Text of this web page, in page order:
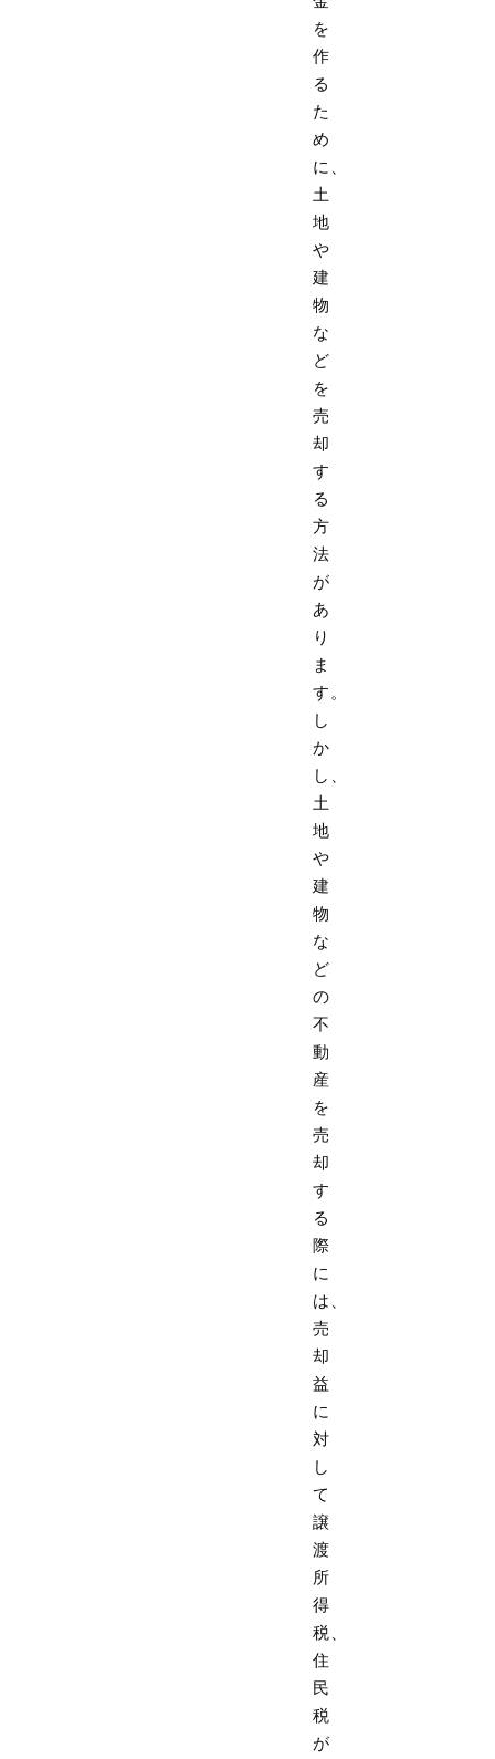
を
作
る
た
め
に、
土
地
や
建
物
な
ど
を
売
却
す
る
方
法
が
あ
り
ま
す。
し
か
し、
土
地
や
建
物
な
ど
の
不
動
産
を
売
却
す
る
際
に
は、
売
却
益
に
対
し
て
譲
渡
所
得
税、
住
民
税
が